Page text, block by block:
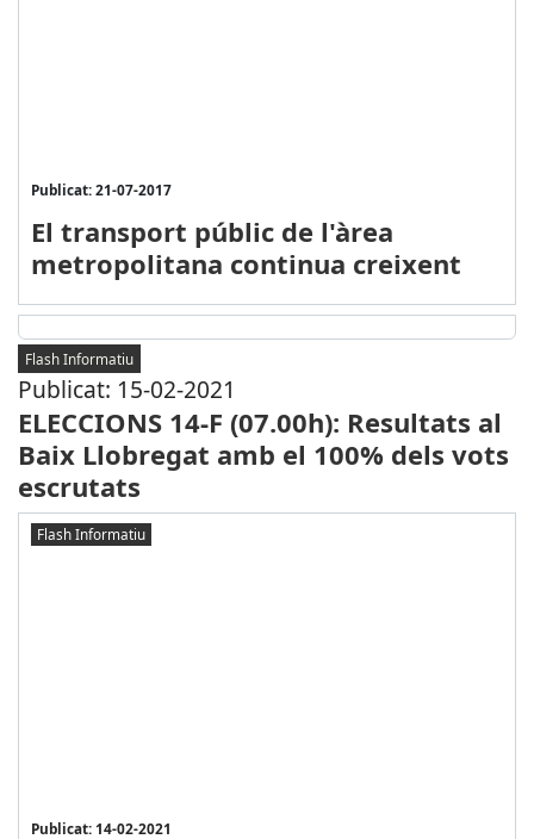
Publicat: 21-07-2017
El transport públic de l'àrea
metropolitana continua creixent
Flash Informatiu
Publicat: 15-02-2021
ELECCIONS 14-F (07.00h): Resultats al
Baix Llobregat amb el 100% dels vots
escrutats
Flash Informatiu
Publicat: 14-02-2021